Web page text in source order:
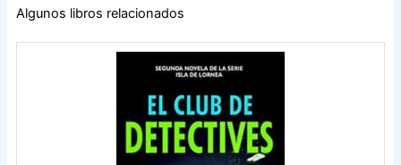
Un thriller policíaco apasionante y desgarrador
protagonizado por una agente del FBI brillante y
atormentada, la serie de ELLA DARK, es de un misterio
fascinante, repleto de suspense, vueltas de tuerca,
revelaciones, y con un ritmo vertiginoso que te hará seguir
pasando las páginas hasta altas horas de la noche.
Los futuros libros de la serie estarán disponibles en breve.
Algunos libros relacionados